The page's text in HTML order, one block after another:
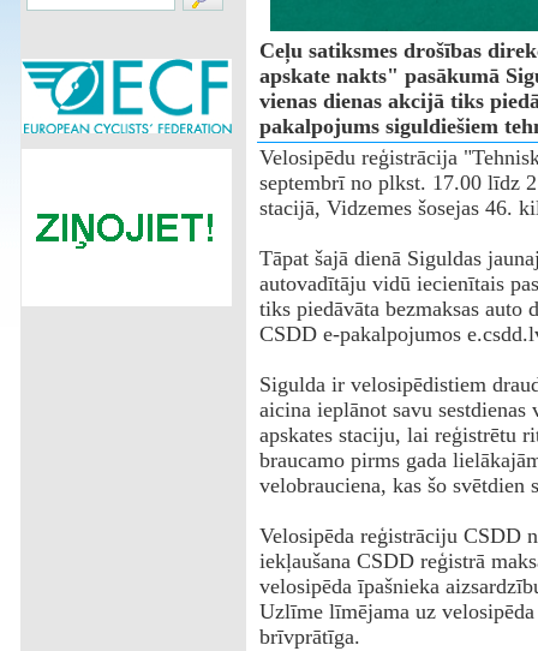
Ceļu satiksmes drošības
apskate nakts" pasākumā
vienas dienas akcijā tiks
pakalpojums siguldiešiem
Velosipēdu reģistrācija
septembrī no plkst. 17.00 līdz
stacijā, Vidzemes šosejas 46.
Tāpat šajā dienā Siguldas
autovadītāju vidū iecienītais
tiks piedāvāta bezmaksas auto
CSDD e-pakalpojumos
Sigulda ir velosipēdistiem
aicina ieplānot savu
apskates staciju, lai reģistrētu
braucamo pirms gada
velobrauciena, kas šo svētdien
Velosipēda reģistrāciju CSDD
iekļaušana CSDD reģistrā
velosipēda īpašnieka
Uzlīme līmējama uz
brīvprātīga.